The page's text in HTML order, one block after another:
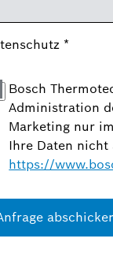
*
Bosch
Administration
Marketing nur
Ihre Daten nicht
https://